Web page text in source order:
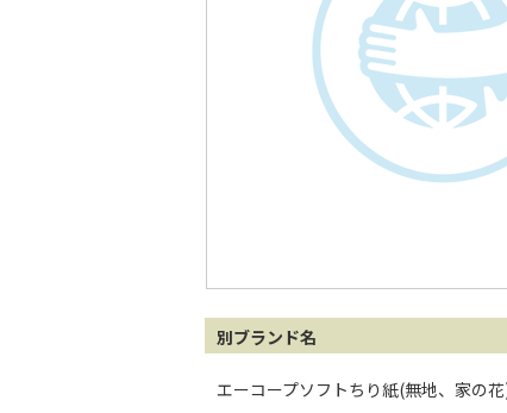
別ブランド名
エーコープソフトちり紙(無地、家の